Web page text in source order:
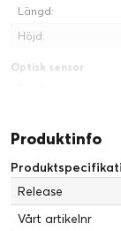
Längd:
Höjd:
Optisk sensor
Sensorstorlek
Nätverk
Nätverksgränssnitt:
Systemkrav
Produktinfo
Release
Vårt artikelnr